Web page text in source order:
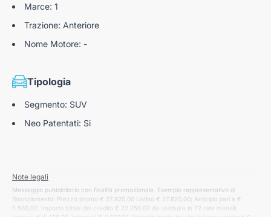
Marce: 1
Trazione: Anteriore
Nome Motore: -
Tipologia
Segmento: SUV
Neo Patentati: Si
Note legali
Messaggio pubblicitario con finalità promozionale. Esempio rappresentativo di
finanziamento: Prezzo promo € 27.820,00 Listino € 27.820,00; Anticipo pari a €
5.560,00. Importo totale del credito € 22.256,00 da restituire in 72 rate mensili